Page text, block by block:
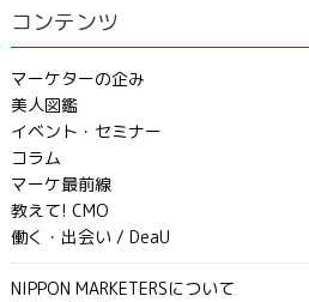
コンテンツ
マーケターの企み
美人図鑑
イベント・セミナー
コラム
マーケ最前線
教えて! CMO
働く・出会い / DeaU
NIPPON MARKETERSについて